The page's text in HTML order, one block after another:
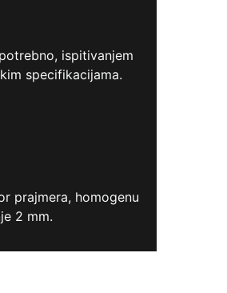
ispitivanjem
specifikacijama.
prajmera, homogenu
2 mm.